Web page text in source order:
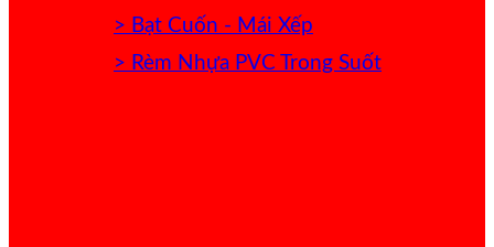
> Bạt Cuốn - Mái Xếp
> Rèm Nhựa PVC Trong Suốt